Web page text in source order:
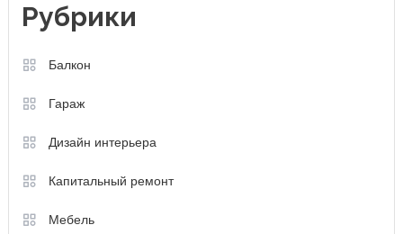
Рубрики
Балкон
Гараж
Дизайн интерьера
Капитальный ремонт
Мебель